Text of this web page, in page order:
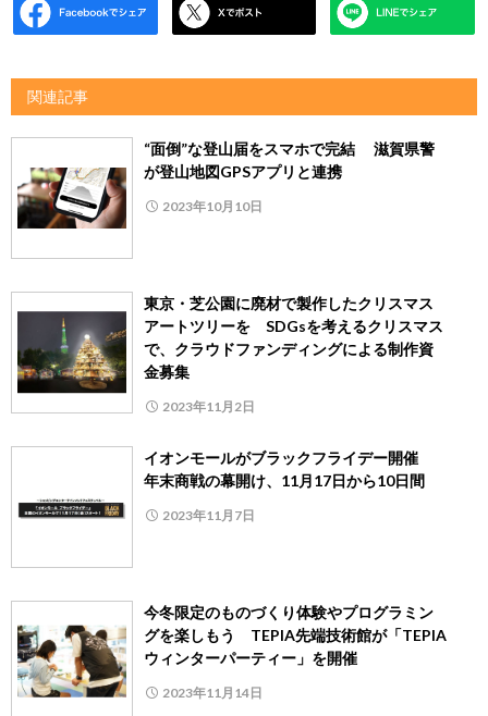
関連記事
“面倒”な登山届をスマホで完結 滋賀県警
が登山地図GPSアプリと連携
2023年10月10日
東京・芝公園に廃材で製作したクリスマス
アートツリーを SDGsを考えるクリスマス
で、クラウドファンディングによる制作資
金募集
2023年11月2日
イオンモールがブラックフライデー開催
年末商戦の幕開け、11月17日から10日間
2023年11月7日
今冬限定のものづくり体験やプログラミン
グを楽しもう TEPIA先端技術館が「TEPIA
ウィンターパーティー」を開催
2023年11月14日